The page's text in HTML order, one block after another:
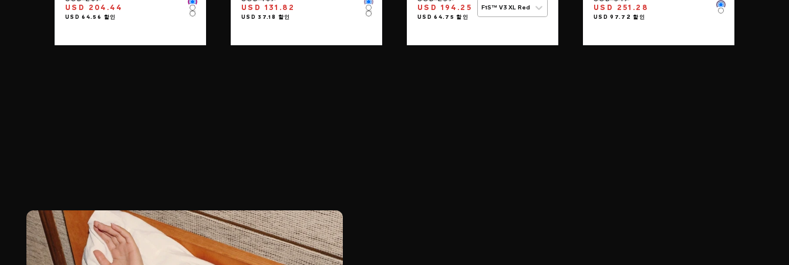
USD 204.44 Color
Color
Color
USD 131.82 Color
Color
Color
USD 194.25 F1S™ V3 XL Red USD 251.28 Color
Color